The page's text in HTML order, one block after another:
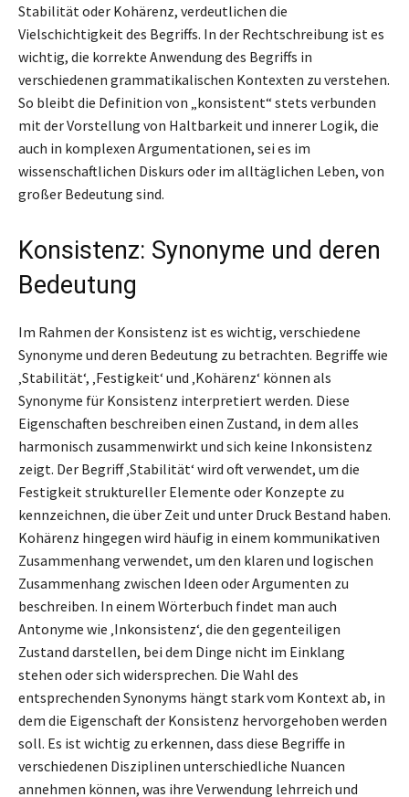
Stabilität oder Kohärenz, verdeutlichen die
Vielschichtigkeit des Begriffs. In der Rechtschreibung ist es
wichtig, die korrekte Anwendung des Begriffs in
verschiedenen grammatikalischen Kontexten zu verstehen.
So bleibt die Definition von „konsistent“ stets verbunden
mit der Vorstellung von Haltbarkeit und innerer Logik, die
auch in komplexen Argumentationen, sei es im
wissenschaftlichen Diskurs oder im alltäglichen Leben, von
großer Bedeutung sind.
Konsistenz: Synonyme und deren
Bedeutung
Im Rahmen der Konsistenz ist es wichtig, verschiedene
Synonyme und deren Bedeutung zu betrachten. Begriffe wie
‚Stabilität‘, ‚Festigkeit‘ und ‚Kohärenz‘ können als
Synonyme für Konsistenz interpretiert werden. Diese
Eigenschaften beschreiben einen Zustand, in dem alles
harmonisch zusammenwirkt und sich keine Inkonsistenz
zeigt. Der Begriff ‚Stabilität‘ wird oft verwendet, um die
Festigkeit struktureller Elemente oder Konzepte zu
kennzeichnen, die über Zeit und unter Druck Bestand haben.
Kohärenz hingegen wird häufig in einem kommunikativen
Zusammenhang verwendet, um den klaren und logischen
Zusammenhang zwischen Ideen oder Argumenten zu
beschreiben. In einem Wörterbuch findet man auch
Antonyme wie ‚Inkonsistenz‘, die den gegenteiligen
Zustand darstellen, bei dem Dinge nicht im Einklang
stehen oder sich widersprechen. Die Wahl des
entsprechenden Synonyms hängt stark vom Kontext ab, in
dem die Eigenschaft der Konsistenz hervorgehoben werden
soll. Es ist wichtig zu erkennen, dass diese Begriffe in
verschiedenen Disziplinen unterschiedliche Nuancen
annehmen können, was ihre Verwendung lehrreich und